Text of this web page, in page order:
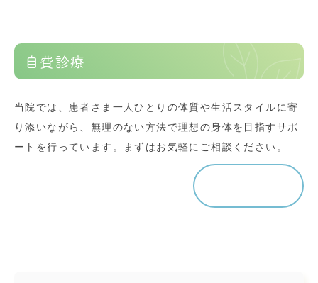
自費診療
当院では、患者さま一人ひとりの体質や生活スタイルに寄
り添いながら、無理のない方法で理想の身体を目指すサポ
ートを行っています。まずはお気軽にご相談ください。